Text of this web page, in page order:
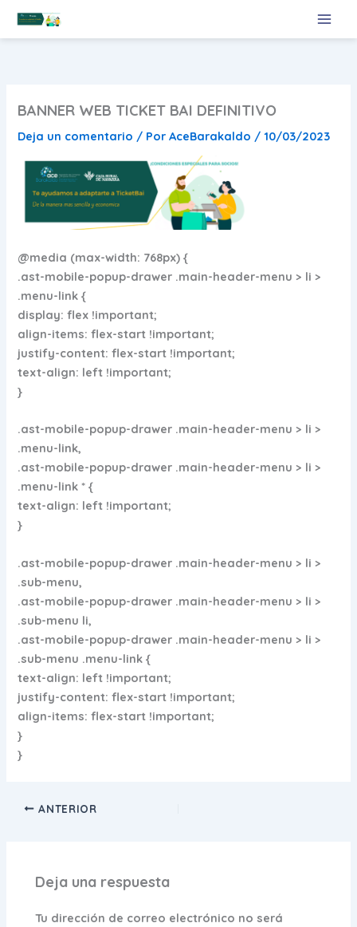
BANNER WEB TICKET BAI DEFINITIVO
Deja un comentario / PorAceBarakaldo /10/03/2023
@media (max-width: 768px) {
.ast-mobile-popup-drawer .main-header-menu > li >
.menu-link {
display: flex !important;
align-items: flex-start !important;
justify-content: flex-start !important;
text-align: left !important;
}
.ast-mobile-popup-drawer .main-header-menu > li >
.menu-link,
.ast-mobile-popup-drawer .main-header-menu > li >
.menu-link * {
text-align: left !important;
}
.ast-mobile-popup-drawer .main-header-menu > li >
.sub-menu,
.ast-mobile-popup-drawer .main-header-menu > li >
.sub-menu li,
.ast-mobile-popup-drawer .main-header-menu > li >
.sub-menu .menu-link {
text-align: left !important;
justify-content: flex-start !important;
align-items: flex-start !important;
}
}
ANTERIOR
Deja una respuesta
Tu dirección de correo electrónico no será